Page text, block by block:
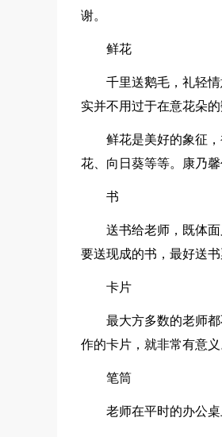
谢。
鲜花
千里送鹅毛，礼轻
实并不用过于在意花朵
鲜花是美好的象征
花、向日葵等等。康乃
书
送书给老师，既体
要送现成的书，最好送
卡片
最大方多数的老师
作的卡片，就非常有意义
笔筒
老师在平时的办公